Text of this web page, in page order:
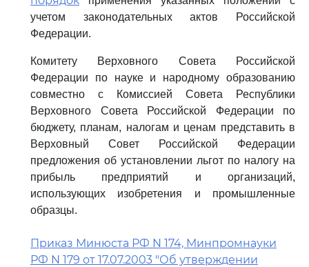
учетом законодательных актов Российской
Федерации.
Комитету Верховного Совета Российской
Федерации по науке и народному образованию
совместно с Комиссией Совета Республики
Верховного Совета Российской Федерации по
бюджету, планам, налогам и ценам представить в
Верховный Совет Российской Федерации
предложения об установлении льгот по налогу на
прибыль предприятий и организаций,
использующих изобретения и промышленные
образцы.
Приказ Минюста РФ N 174, Минпромнауки
РФ N 179 от 17.07.2003 "Об утверждении